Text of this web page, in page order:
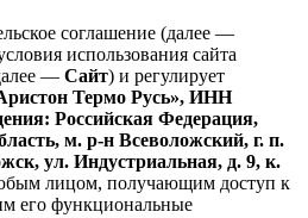
соглашение (далее —
использования сайта
— Сайт) и регулирует
Термо Русь», ИНН
Российская Федерация,
м. р-н Всеволожский, г. п.
ул. Индустриальная, д. 9, к.
лицом, получающим доступ к
его функциональные